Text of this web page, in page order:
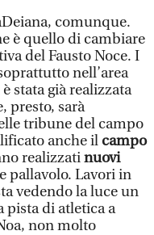
comunque.
è quello di cambiare
del Fausto Noce. I
nell’area
stata già realizzata
presto, sarà
tribune del campo
anche il campo
realizzatinuovi
pallavolo. Lavori in
vedendo la luce un
pista di atletica a
non molto